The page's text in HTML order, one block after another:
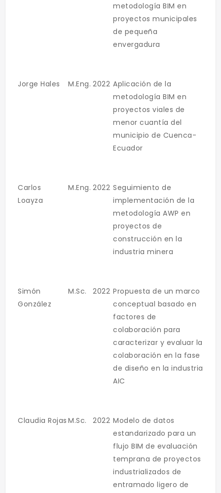
metodología BIM en
proyectos municipales
de pequeña
envergadura
Jorge Hales M.Eng. 2022 Aplicación de la
metodología BIM en
proyectos viales de
menor cuantía del
municipio de Cuenca-
Ecuador
Carlos
Loayza
M.Eng. 2022 Seguimiento de
implementación de la
metodología AWP en
proyectos de
construcción en la
industria minera
Simón
González
M.Sc. 2022 Propuesta de un marco
conceptual basado en
factores de
colaboración para
caracterizar y evaluar la
colaboración en la fase
de diseño en la industria
AIC
Claudia Rojas M.Sc. 2022 Modelo de datos
estandarizado para un
flujo BIM de evaluación
temprana de proyectos
industrializados de
entramado ligero de